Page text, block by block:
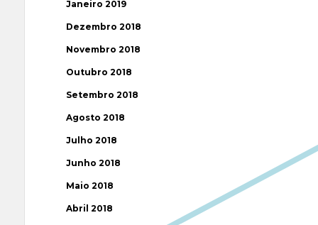
Janeiro 2019
Dezembro 2018
Novembro 2018
Outubro 2018
Setembro 2018
Agosto 2018
Julho 2018
Junho 2018
Maio 2018
Abril 2018